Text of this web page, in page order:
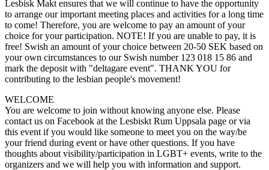
Lesbisk Makt ensures that we will continue to have the opportunity
to arrange our important meeting places and activities for a long time
to come! Therefore, you are welcome to pay an amount of your
choice for your participation. NOTE! If you are unable to pay, it is
free! Swish an amount of your choice between 20-50 SEK based on
your own circumstances to our Swish number 123 018 15 86 and
mark the deposit with "deltagare event". THANK YOU for
contributing to the lesbian people's movement!
WELCOME
You are welcome to join without knowing anyone else. Please
contact us on Facebook at the Lesbiskt Rum Uppsala page or via
this event if you would like someone to meet you on the way/be
your friend during event or have other questions. If you have
thoughts about visibility/participation in LGBT+ events, write to the
organizers and we will help you with information and support.